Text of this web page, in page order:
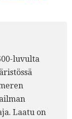
luvulta
Laatu on